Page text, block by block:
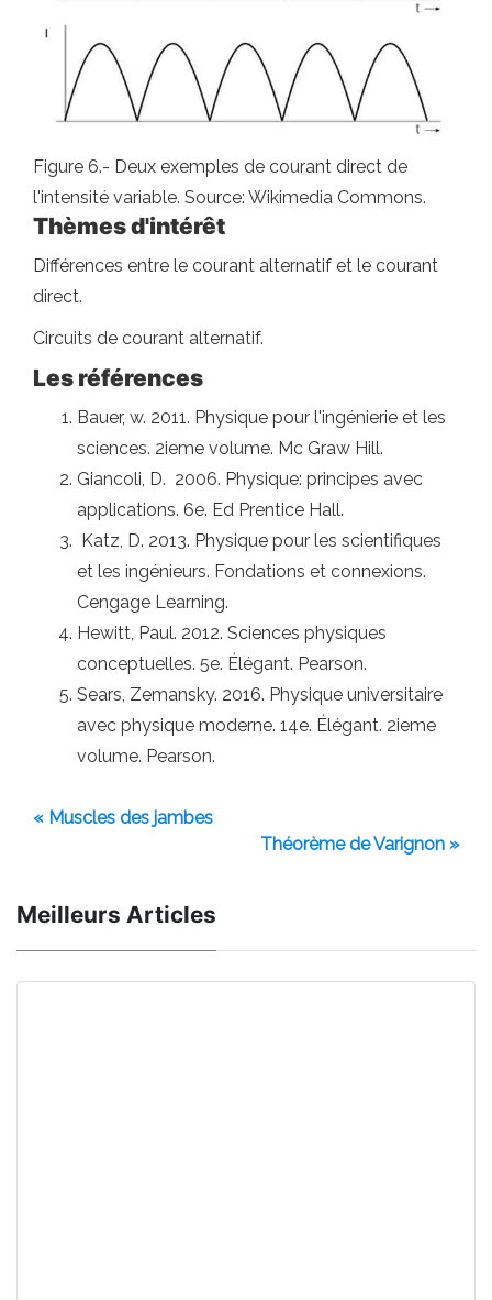
Figure 6.- Deux exemples de courant direct de
l'intensité variable. Source: Wikimedia Commons.
Thèmes d'intérêt
Différences entre le courant alternatif et le courant
direct.
Circuits de courant alternatif.
Les références
Bauer, w. 2011. Physique pour l'ingénierie et les
sciences. 2ieme volume. Mc Graw Hill.
Giancoli, D. 2006. Physique: principes avec
applications. 6e. Ed Prentice Hall.
Katz, D. 2013. Physique pour les scientifiques
et les ingénieurs. Fondations et connexions.
Cengage Learning.
Hewitt, Paul. 2012. Sciences physiques
conceptuelles. 5e. Élégant. Pearson.
Sears, Zemansky. 2016. Physique universitaire
avec physique moderne. 14e. Élégant. 2ieme
volume. Pearson.
« Muscles des jambes
Théorème de Varignon »
Meilleurs Articles